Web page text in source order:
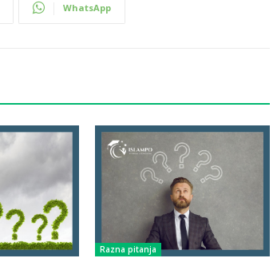
WhatsApp
Razna pitanja